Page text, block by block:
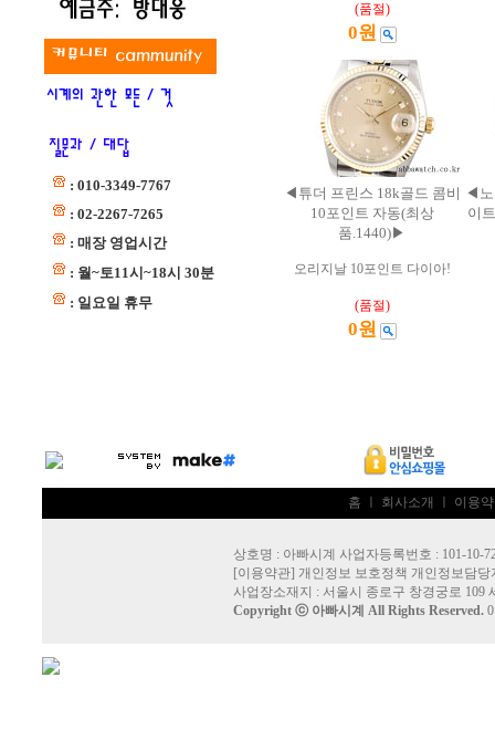
: 010-3349-7767
: 02-2267-7265
: 매장 영업시간
: 월~토11시~18시 30분
: 일요일 휴무
(품절)
0원
◀튜더 프린스 18k골드 콤비
10포인트 자동(최상
품.1440)▶
오리지날 10포인트 다이아!
(품절)
0원
◀노
이
홈 회사소개 이용
상호명 : 아빠시계 사업자등록번호 : 101-10-
[이용약관] 개인정보 보호정책 개인정보담
사업장소재지 : 서울시 종로구 창경궁로 109
Copyright ⓒ 아빠시계 All Rights Reserved.